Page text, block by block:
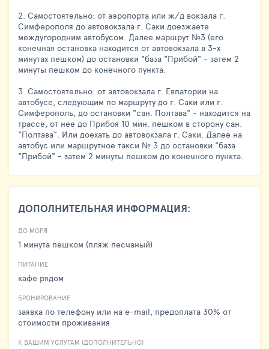
2. Самостоятельно: от аэропорта или ж/д вокзала г.
Симферополя до автовокзала г. Саки доезжаете
междугородним автобусом. Далее маршрут №3 (его
конечная остановка находится от автовокзала в 3-х
минутах пешком) до остановки "база "Прибой" - затем 2
минуты пешком до конечного пункта.
3. Самостоятельно: от автовокзала г. Евпатории на
автобусе, следующим по маршруту до г. Саки или г.
Симферополь, до остановки "сан. Полтава" - находится на
трассе, от нее до Прибоя 10 мин. пешком в сторону сан.
"Полтава". Или доехать до автовокзала г. Саки. Далее на
автобус или маршрутное такси № 3 до остановки "база
"Прибой" - затем 2 минуты пешком до конечного пункта.
ДОПОЛНИТЕЛЬНАЯ ИНФОРМАЦИЯ:
ДО МОРЯ
1 минута пешком (пляж песчаный)
ПИТАНИЕ
кафе рядом
БРОНИРОВАНИЕ
заявка по телефону или на e-mail, предоплата 30% от
стоимости проживания
К ВАШИМ УСЛУГАМ (ДОПОЛНИТЕЛЬНО)